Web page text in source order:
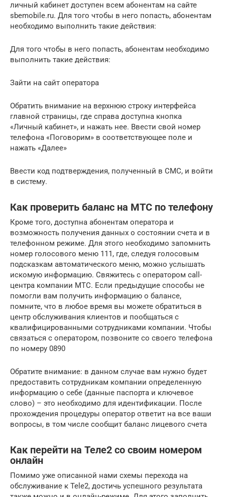
личный кабинет доступен всем абонентам на сайте
sbemobile.ru. Для того чтобы в него попасть, абонентам
необходимо выполнить такие действия:
Для того чтобы в него попасть, абонентам необходимо
выполнить такие действия:
Зайти на сайт оператора
Обратить внимание на верхнюю строку интерфейса
главной страницы, где справа доступна кнопка
«Личный кабинет», и нажать нее. Ввести свой номер
телефона «Поговорим» в соответствующее поле и
нажать «Далее»
Ввести код подтверждения, полученный в СМС, и войти
в систему.
Как проверить баланс на МТС по телефону
Кроме того, доступна абонентам оператора и
возможность получения данных о состоянии счета и в
телефонном режиме. Для этого необходимо запомнить
номер голосового меню 111, где, следуя голосовым
подсказкам автоматического меню, можно услышать
искомую информацию. Свяжитесь с оператором call-
центра компании МТС. Если предыдущие способы не
помогли вам получить информацию о балансе,
помните, что в любое время вы можете обратиться в
центр обслуживания клиентов и пообщаться с
квалифицированными сотрудниками компании. Чтобы
связаться с оператором, позвоните со своего телефона
по номеру 0890
Обратите внимание: в данном случае вам нужно будет
предоставить сотрудникам компании определенную
информацию о себе (данные паспорта и ключевое
слово) – это необходимо для идентификации. После
прохождения процедуры оператор ответит на все ваши
вопросы, в том числе сообщит баланс лицевого счета
Как перейти на Теле2 со своим номером
онлайн
Помимо уже описанной нами схемы перехода на
обслуживание к Tele2, достичь успешного результата